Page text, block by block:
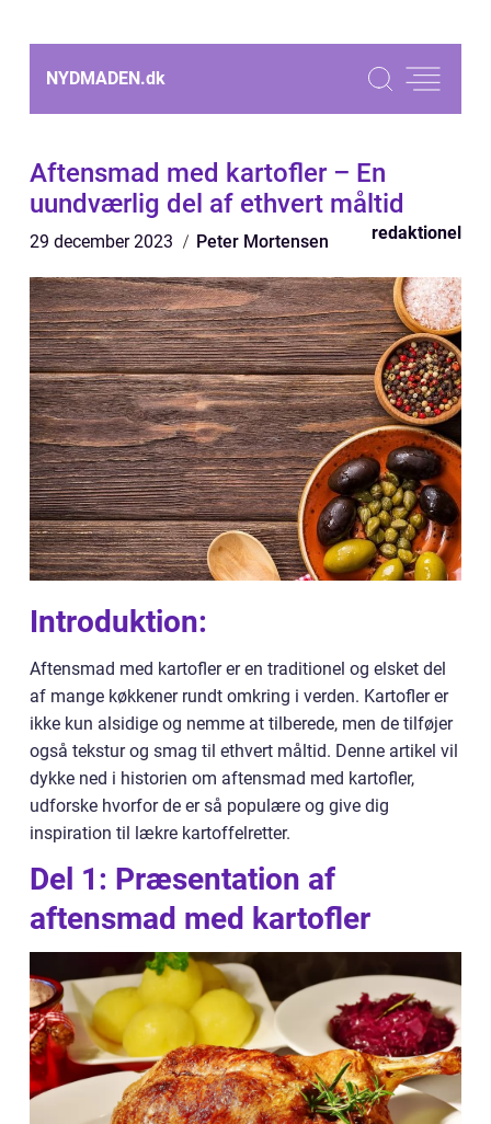
NYDMADEN.dk
Aftensmad med kartofler – En
uundværlig del af ethvert måltid
29 december 2023 Peter Mortensen redaktionel
Introduktion:
Aftensmad med kartofler er en traditionel og elsket del
af mange køkkener rundt omkring i verden. Kartofler er
ikke kun alsidige og nemme at tilberede, men de tilføjer
også tekstur og smag til ethvert måltid. Denne artikel vil
dykke ned i historien om aftensmad med kartofler,
udforske hvorfor de er så populære og give dig
inspiration til lækre kartoffelretter.
Del 1: Præsentation af
aftensmad med kartofler